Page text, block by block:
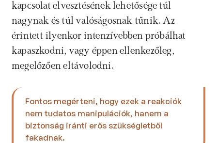
kapcsolat elvesztésének lehetősége túl
nagynak és túl valóságosnak tűnik. Az
érintett ilyenkor intenzívebben próbálhat
kapaszkodni, vagy éppen ellenkezőleg,
megelőzően eltávolodni.
Fontos megérteni, hogy ezek a reakciók
nem tudatos manipulációk, hanem a
biztonság iránti erős szükségletből
fakadnak.